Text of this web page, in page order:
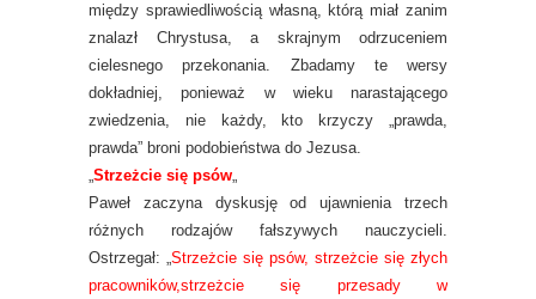
między sprawiedliwością własną, którą miał zanim
znalazł Chrystusa, a skrajnym odrzuceniem
cielesnego przekonania. Zbadamy te wersy
dokładniej, ponieważ w wieku narastającego
zwiedzenia, nie każdy, kto krzyczy „prawda,
prawda” broni podobieństwa do Jezusa.
„Strzeżcie się psów„
Paweł zaczyna dyskusję od ujawnienia trzech
różnych rodzajów fałszywych nauczycieli.
Ostrzegał: „Strzeżcie się psów, strzeżcie się złych
pracowników,strzeżcie się przesady w